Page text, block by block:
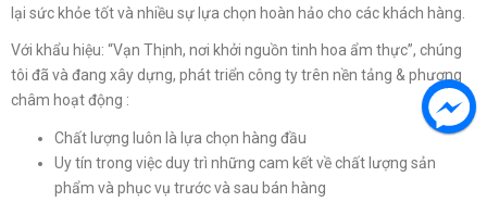
lại sức khỏe tốt và nhiều sự lựa chọn hoàn hảo cho các khách hàng.
Với khẩu hiệu: “Vạn Thịnh, nơi khởi nguồn tinh hoa ẩm thực”, chúng
tôi đã và đang xây dựng, phát triển công ty trên nền tảng & phương
châm hoạt động :
Chất lượng luôn là lựa chọn hàng đầu
Uy tín trong việc duy trì những cam kết về chất lượng sản
phẩm và phục vụ trước và sau bán hàng